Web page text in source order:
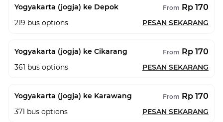
Yogyakarta (jogja) ke Depok From Rp 170
219 bus options PESAN SEKARANG
Yogyakarta (jogja) ke Cikarang From Rp 170
361 bus options PESAN SEKARANG
Yogyakarta (jogja) ke Karawang From Rp 170
371 bus options PESAN SEKARANG